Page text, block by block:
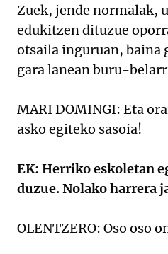
Zuek, jende normalak,
edukitzen dituzue
otsaila inguruan, baina
gara lanean buru-
MARI DOMINGI: Eta
asko egiteko sasoia!
EK: Herriko eskoletan
duzue. Nolako harrera
OLENTZERO: Oso oso